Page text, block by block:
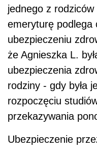
jednego z
emeryturę podlega
ubezpieczeniu
że Agnieszka L.
ubezpieczenia
rodziny - gdy była
rozpoczęciu
przekazywania
Ubezpieczenie